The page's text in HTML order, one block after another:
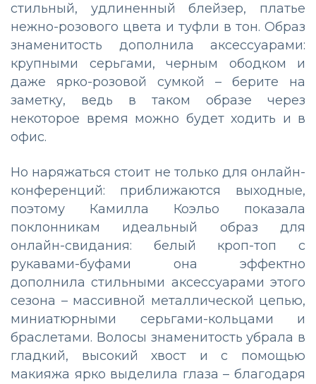
стильный, удлиненный блейзер, платье
нежно-розового цвета и туфли в тон. Образ
знаменитость дополнила аксессуарами:
крупными серьгами, черным ободком и
даже ярко-розовой сумкой – берите на
заметку, ведь в таком образе через
некоторое время можно будет ходить и в
офис.
Но наряжаться стоит не только для онлайн-
конференций: приближаются выходные,
поэтому Камилла Коэльо показала
поклонникам идеальный образ для
онлайн-свидания: белый кроп-топ с
рукавами-буфами она эффектно
дополнила стильными аксессуарами этого
сезона – массивной металлической цепью,
миниатюрными серьгами-кольцами и
браслетами. Волосы знаменитость убрала в
гладкий, высокий хвост и с помощью
макияжа ярко выделила глаза – благодаря